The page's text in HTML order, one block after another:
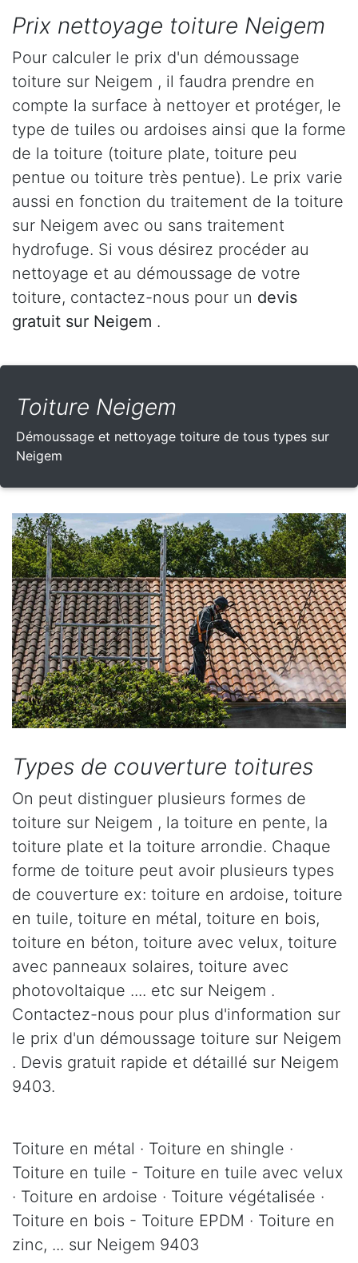
Prix nettoyage toiture Neigem
Pour calculer le prix d'un démoussage
toiture sur Neigem , il faudra prendre en
compte la surface à nettoyer et protéger, le
type de tuiles ou ardoises ainsi que la forme
de la toiture (toiture plate, toiture peu
pentue ou toiture très pentue). Le prix varie
aussi en fonction du traitement de la toiture
sur Neigem avec ou sans traitement
hydrofuge. Si vous désirez procéder au
nettoyage et au démoussage de votre
toiture, contactez-nous pour un devis
gratuit sur Neigem .
Toiture Neigem
Démoussage et nettoyage toiture de tous types sur
Neigem
Types de couverture toitures
On peut distinguer plusieurs formes de
toiture sur Neigem , la toiture en pente, la
toiture plate et la toiture arrondie. Chaque
forme de toiture peut avoir plusieurs types
de couverture ex: toiture en ardoise, toiture
en tuile, toiture en métal, toiture en bois,
toiture en béton, toiture avec velux, toiture
avec panneaux solaires, toiture avec
photovoltaique .... etc sur Neigem .
Contactez-nous pour plus d'information sur
le prix d'un démoussage toiture sur Neigem
. Devis gratuit rapide et détaillé sur Neigem
9403.
Toiture en métal · Toiture en shingle ·
Toiture en tuile - Toiture en tuile avec velux
· Toiture en ardoise · Toiture végétalisée ·
Toiture en bois - Toiture EPDM · Toiture en
zinc, ... sur Neigem 9403